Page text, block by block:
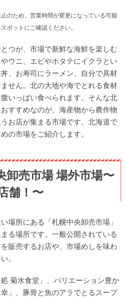
ンダーランド！250店が集まる朝
〜住宅地の中央にある市民の市
きなネタを好きなだけ！勝手丼
トロな内装がおしゃれ！〜
のため、営業時間が変更になっている可能
ポットにご確認ください。
つが、市場で新鮮な海鮮を楽しむ
ウニ、エビやホタテにイクラとい
、お寿司にラーメン、自分で具材
せん。北の大地や海でとれる食材
いっぱい食べられます。そんな北
すすめなのが、海産物から農作物
お店が集まる市場です。北海道で
の市場をご紹介します。
卸売市場 場外市場〜
舗！〜
場所にある「札幌中央卸売市場」
る場所です。一般公開されている
販売するお店や、市場めしを味わ
。
菊水食堂」、バリエーション豊か
」、豚骨と魚のアラでとるスープ